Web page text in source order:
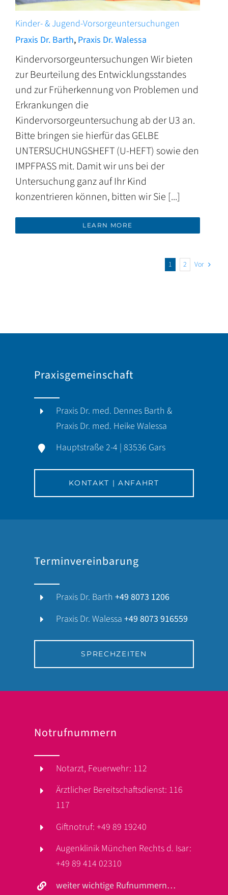
Kinder- & Jugend-Vorsorgeuntersuchungen
Praxis Dr. Barth, Praxis Dr. Walessa
Kindervorsorgeuntersuchungen Wir bieten
zur Beurteilung des Entwicklungsstandes
und zur Früherkennung von Problemen und
Erkrankungen die
Kindervorsorgeuntersuchung ab der U3 an.
Bitte bringen sie hierfür das GELBE
UNTERSUCHUNGSHEFT (U-HEFT) sowie den
IMPFPASS mit. Damit wir uns bei der
Untersuchung ganz auf Ihr Kind
konzentrieren können, bitten wir Sie [...]
LEARN MORE
1 2 Vor
Praxisgemeinschaft
Praxis Dr. med. Dennes Barth &
Praxis Dr. med. Heike Walessa
Hauptstraße 2-4 | 83536 Gars
KONTAKT | ANFAHRT
Terminvereinbarung
Praxis Dr. Barth+49 8073 1206
Praxis Dr. Walessa+49 8073 916559
SPRECHZEITEN
Notrufnummern
Notarzt, Feuerwehr: 112
Ärztlicher Bereitschaftsdienst: 116
117
Giftnotruf: +49 89 19240
Augenklinik München Rechts d. Isar:
+49 89 414 02310
weiter wichtige Rufnummern…